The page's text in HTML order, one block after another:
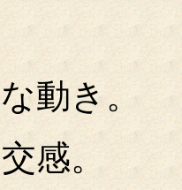
動き。
感。